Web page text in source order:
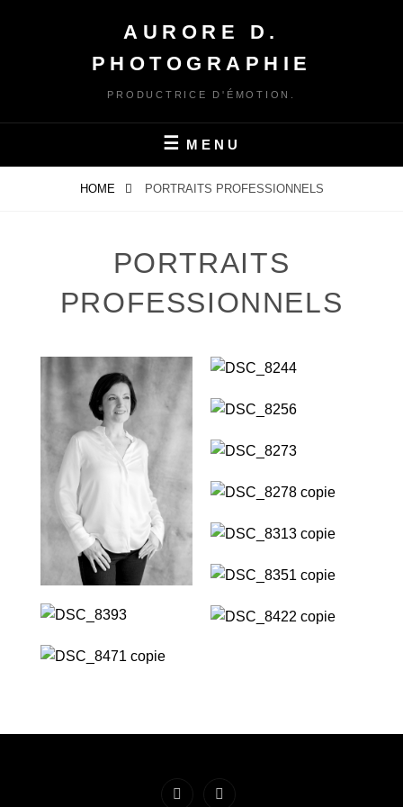
AURORE D.
PHOTOGRAPHIE
PRODUCTRICE D'ÉMOTION.
MENU
HOME PORTRAITS PROFESSIONNELS
PORTRAITS
PROFESSIONNELS